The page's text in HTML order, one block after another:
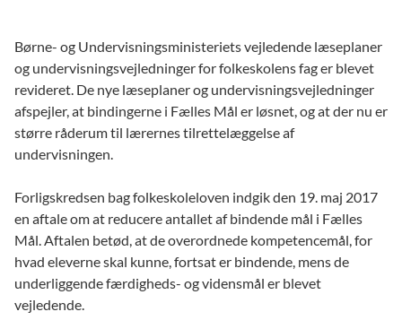
Børne- og Undervisningsministeriets vejledende læseplaner
og undervisningsvejledninger for folkeskolens fag er blevet
revideret. De nye læseplaner og undervisningsvejledninger
afspejler, at bindingerne i Fælles Mål er løsnet, og at der nu er
større råderum til lærernes tilrettelæggelse af
undervisningen.
Forligskredsen bag folkeskoleloven indgik den 19. maj 2017
en aftale om at reducere antallet af bindende mål i Fælles
Mål. Aftalen betød, at de overordnede kompetencemål, for
hvad eleverne skal kunne, fortsat er bindende, mens de
underliggende færdigheds- og vidensmål er blevet
vejledende.